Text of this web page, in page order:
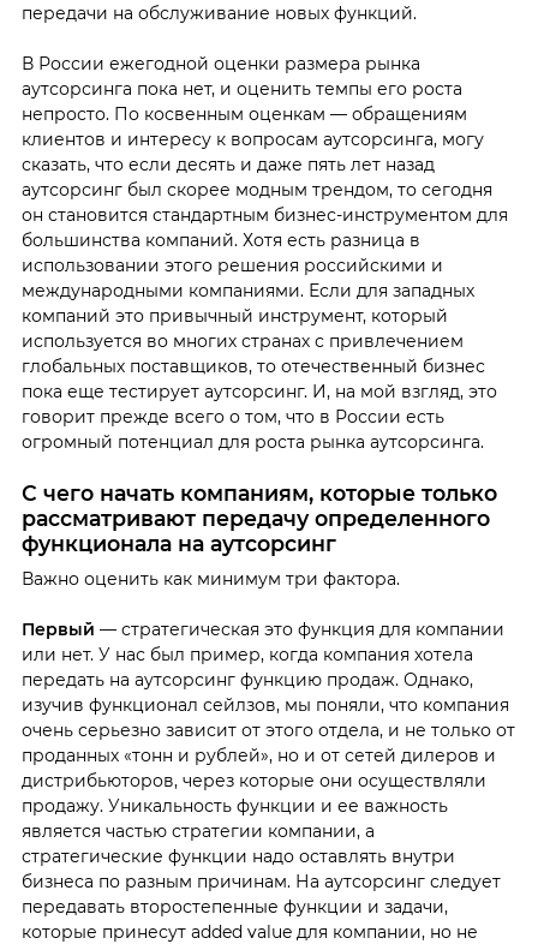
передачи на обслуживание новых функций.
В России ежегодной оценки размера рынка
аутсорсинга пока нет, и оценить темпы его роста
непросто. По косвенным оценкам — обращениям
клиентов и интересу к вопросам аутсорсинга, могу
сказать, что если десять и даже пять лет назад
аутсорсинг был скорее модным трендом, то сегодня
он становится стандартным бизнес-инструментом для
большинства компаний. Хотя есть разница в
использовании этого решения российскими и
международными компаниями. Если для западных
компаний это привычный инструмент, который
используется во многих странах с привлечением
глобальных поставщиков, то отечественный бизнес
пока еще тестирует аутсорсинг. И, на мой взгляд, это
говорит прежде всего о том, что в России есть
огромный потенциал для роста рынка аутсорсинга.
С чего начать компаниям, которые только
рассматривают передачу определенного
функционала на аутсорсинг
Важно оценить как минимум три фактора.
Первый — стратегическая это функция для компании
или нет. У нас был пример, когда компания хотела
передать на аутсорсинг функцию продаж. Однако,
изучив функционал сейлзов, мы поняли, что компания
очень серьезно зависит от этого отдела, и не только от
проданных «тонн и рублей», но и от сетей дилеров и
дистрибьюторов, через которые они осуществляли
продажу. Уникальность функции и ее важность
является частью стратегии компании, а
стратегические функции надо оставлять внутри
бизнеса по разным причинам. На аутсорсинг следует
передавать второстепенные функции и задачи,
которые принесут added value для компании, но не